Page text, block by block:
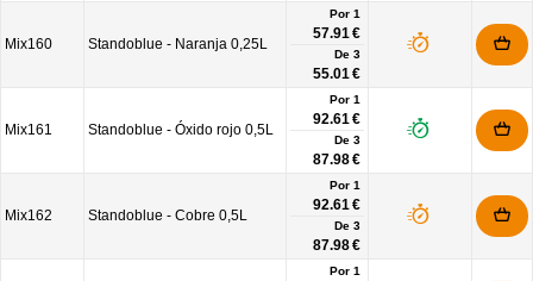
Mix160 Standoblue - Naranja 0,25L
Por 1
57.91 €
De 3
55.01 €
Mix161 Standoblue - Óxido rojo 0,5L
Por 1
92.61 €
De 3
87.98 €
Mix162 Standoblue - Cobre 0,5L
Por 1
92.61 €
De 3
87.98 €
Por 1